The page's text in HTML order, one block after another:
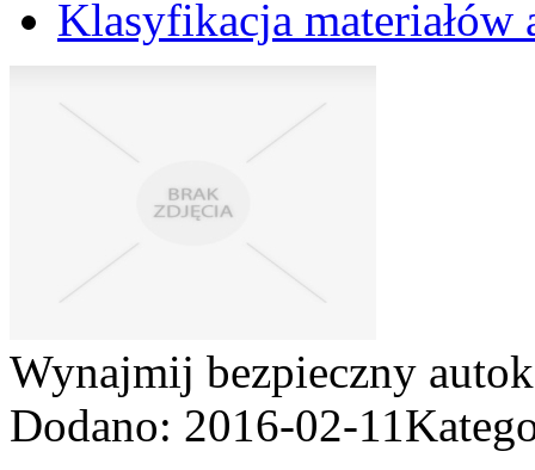
Klasyfikacja
Wynajmij bezpieczny
Dodano: 2016-02-11